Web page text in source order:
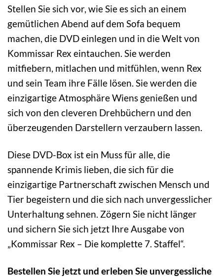
Stellen Sie sich vor, wie Sie es sich an einem
gemütlichen Abend auf dem Sofa bequem
machen, die DVD einlegen und in die Welt von
Kommissar Rex eintauchen. Sie werden
mitfiebern, mitlachen und mitfühlen, wenn Rex
und sein Team ihre Fälle lösen. Sie werden die
einzigartige Atmosphäre Wiens genießen und
sich von den cleveren Drehbüchern und den
überzeugenden Darstellern verzaubern lassen.
Diese DVD-Box ist ein Muss für alle, die
spannende Krimis lieben, die sich für die
einzigartige Partnerschaft zwischen Mensch und
Tier begeistern und die sich nach unvergesslicher
Unterhaltung sehnen. Zögern Sie nicht länger
und sichern Sie sich jetzt Ihre Ausgabe von
„Kommissar Rex – Die komplette 7. Staffel“.
Bestellen Sie jetzt und erleben Sie unvergessliche